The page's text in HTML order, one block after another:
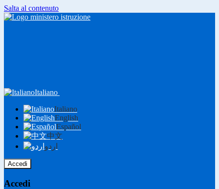
Salta al contenuto
Italiano
Italiano
English
Español
中文
اردو
Accedi
Accedi